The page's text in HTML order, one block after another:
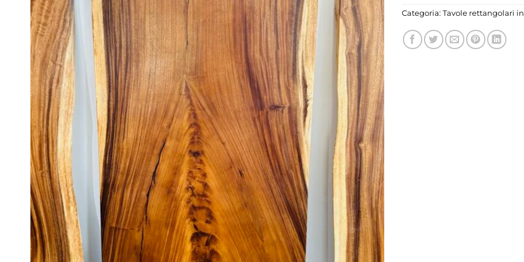
Categoria: Tavole rettangolari